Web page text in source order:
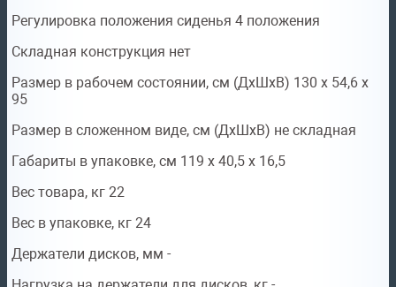
Регулировка положения сиденья 4 положения
Складная конструкция нет
Размер в рабочем состоянии, см (ДхШхВ) 130 x 54,6 x
95
Размер в сложенном виде, см (ДхШхВ) не складная
Габариты в упаковке, см 119 x 40,5 x 16,5
Вес товара, кг 22
Вес в упаковке, кг 24
Держатели дисков, мм -